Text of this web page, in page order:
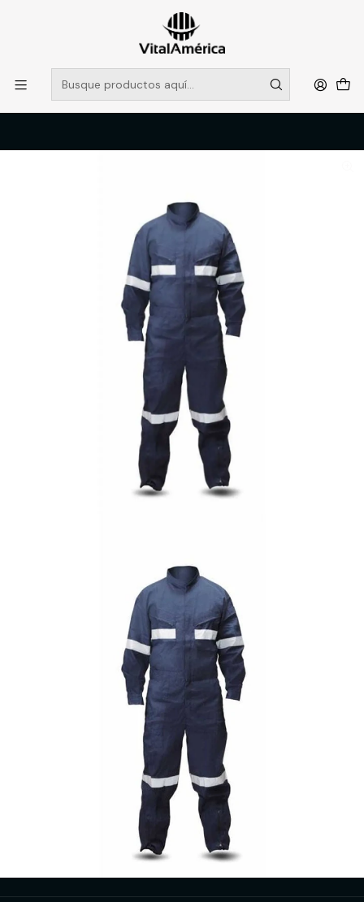
POR SISTEMA FRONTAL SOLO RETIROS EN TIENDA, DESDE
MUCHAS GRACIAS +569 5956 2237
Leer más
Catálogo
VESTIMENTA TECNICA Y CORPORATIVA
OVEROLES Y CHALECOS GEOLOGOS
OVEROL BLACK BULL CANVAS, AZUL, XL, BLACK BULL